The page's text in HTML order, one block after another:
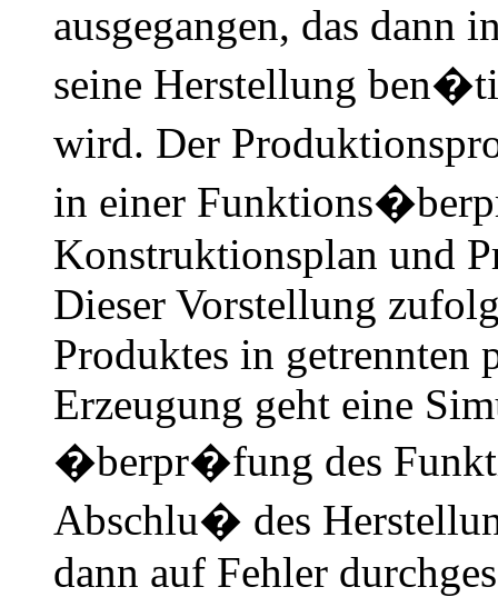
ausgegangen, das
seine Herstellung
wird. Der
in einer
Konstruktionsplan und
Dieser Vorstellung
Produktes in getrennten
Erzeugung geht eine
�berpr�fung des
Abschlu� des
dann auf Fehler